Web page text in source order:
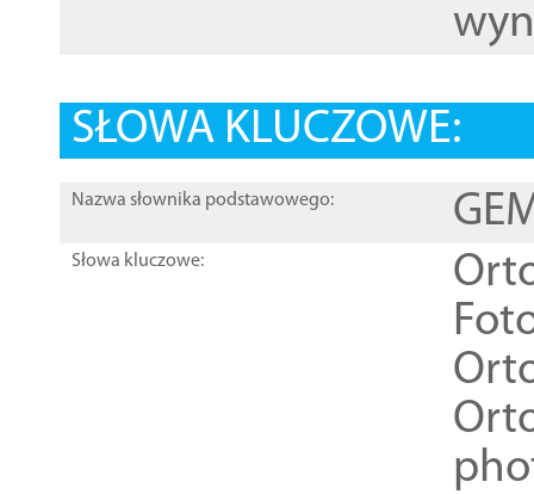
SŁOWA KLUCZOWE:
Nazwa słownika podstawowego:
Słowa kluczowe: